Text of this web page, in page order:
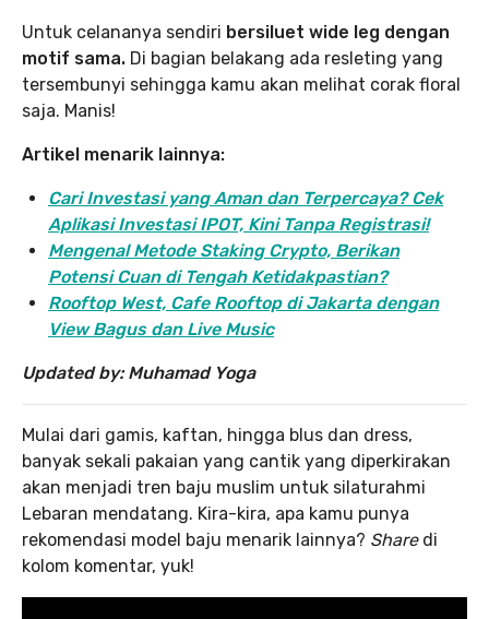
Untuk celananya sendiri bersiluet wide leg dengan
motif sama. Di bagian belakang ada resleting yang
tersembunyi sehingga kamu akan melihat corak floral
saja. Manis!
Artikel menarik lainnya:
Cari Investasi yang Aman dan Terpercaya? Cek
Aplikasi Investasi IPOT, Kini Tanpa Registrasi!
Mengenal Metode Staking Crypto, Berikan
Potensi Cuan di Tengah Ketidakpastian?
Rooftop West, Cafe Rooftop di Jakarta dengan
View Bagus dan Live Music
Updated by: Muhamad Yoga
Mulai dari gamis, kaftan, hingga blus dan dress,
banyak sekali pakaian yang cantik yang diperkirakan
akan menjadi tren baju muslim untuk silaturahmi
Lebaran mendatang. Kira-kira, apa kamu punya
rekomendasi model baju menarik lainnya? Sharedi
kolom komentar, yuk!